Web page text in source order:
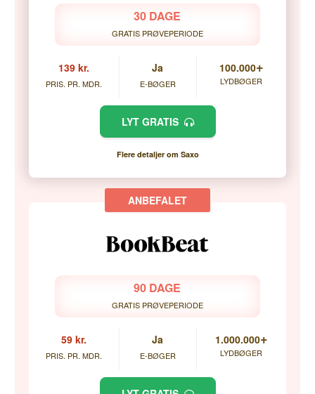
30 DAGE
GRATIS PRØVEPERIODE
139 kr.
PRIS. PR. MDR.
Ja
E-BØGER
100.000+
LYDBØGER
LYT GRATIS
Flere detaljer om Saxo
90 DAGE
GRATIS PRØVEPERIODE
59 kr.
PRIS. PR. MDR.
Ja
E-BØGER
1.000.000+
LYDBØGER